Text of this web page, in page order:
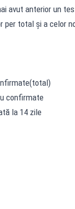
avut anterior un
per total și a celor
confirmate
la 14 zile